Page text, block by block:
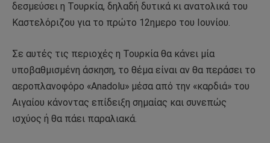
δεσμεύσει η Τουρκία, δηλαδή δυτικά κι ανατολικά του
Καστελόριζου για το πρώτο 12ημερο του Ιουνίου.
Σε αυτές τις περιοχές η Τουρκία θα κάνει μία
υποβαθμισμένη άσκηση, το θέμα είναι αν θα περάσει το
αεροπλανοφόρο «Anadolu» μέσα από την «καρδιά» του
Αιγαίου κάνοντας επίδειξη σημαίας και συνεπώς
ισχύος ή θα πάει παραλιακά.